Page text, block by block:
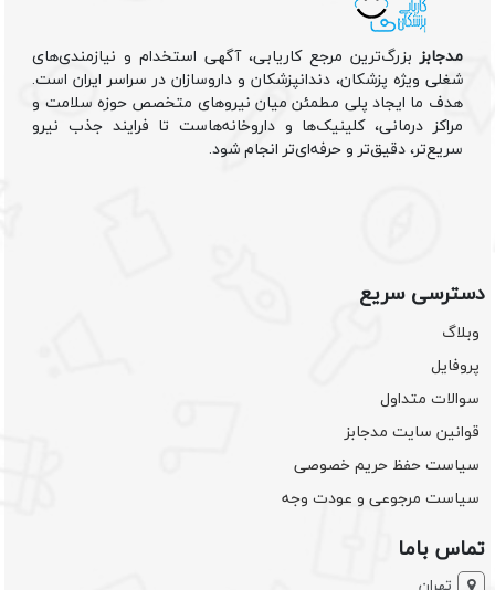
مدجابزبزرگ‌ترین مرجع کاریابی، آگهی استخدام و نیازمندی‌های
شغلی ویژه پزشکان، دندانپزشکان و داروسازان در سراسر ایران است.
هدف ما ایجاد پلی مطمئن میان نیروهای متخصص حوزه سلامت و
مراکز درمانی، کلینیک‌ها و داروخانه‌هاست تا فرایند جذب نیرو
سریع‌تر، دقیق‌تر و حرفه‌ای‌تر انجام شود.
دسترسی سریع
وبلاگ
پروفایل
سوالات متداول
قوانین سایت مدجابز
سیاست حفظ حریم خصوصی
سیاست مرجوعی و عودت وجه
تماس باما